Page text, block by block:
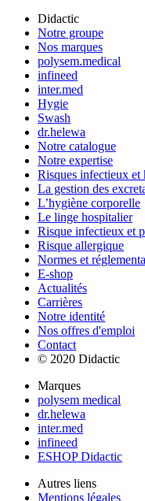
Didactic
Notre groupe
Nos marques
polysem.medical
infineed
inter.med
Hygie
Swash
dr.helewa
Notre catalogue
Notre expertise
Risques infectieux et
La gestion des
L’hygiène corporelle
Le linge hospitalier
Risque infectieux et
Risque allergique
Normes et
E-shop
Actualités
Carrières
Notre identité
Nos offres d'emploi
Contact
© 2020 Didactic
Marques
polysem medical
dr.helewa
inter.med
infineed
ESHOP Didactic
Autres liens
Mentions légales